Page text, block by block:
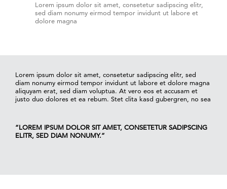
Lorem ipsum dolor sit amet, consetetur sadipscing elitr,
sed diam nonumy eirmod tempor invidunt ut labore et
dolore magna
Lorem ipsum dolor sit amet, consetetur sadipscing elitr, sed
diam nonumy eirmod tempor invidunt ut labore et dolore magna
aliquyam erat, sed diam voluptua. At vero eos et accusam et
justo duo dolores et ea rebum. Stet clita kasd gubergren, no sea
“LOREM IPSUM DOLOR SIT AMET, CONSETETUR SADIPSCING
ELITR, SED DIAM NONUMY.”